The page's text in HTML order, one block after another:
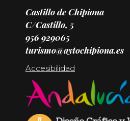
Castillo de Chipiona
C/Castillo, 5
956 929065
turismo@aytochipiona.es
Accesibilidad